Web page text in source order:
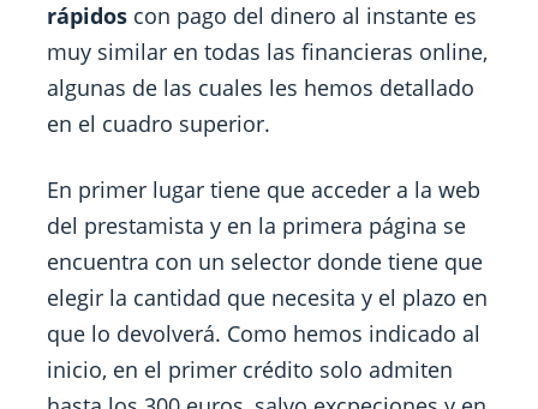
rápidos con pago del dinero al instante es
muy similar en todas las financieras online,
algunas de las cuales les hemos detallado
en el cuadro superior.
En primer lugar tiene que acceder a la web
del prestamista y en la primera página se
encuentra con un selector donde tiene que
elegir la cantidad que necesita y el plazo en
que lo devolverá. Como hemos indicado al
inicio, en el primer crédito solo admiten